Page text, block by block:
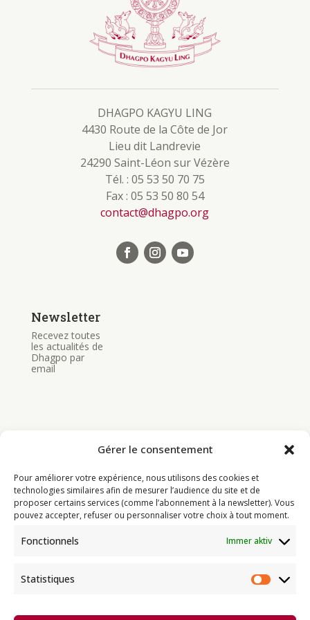
Gérer le consentement
Pour améliorer votre expérience, nous utilisons des cookies et
technologies similaires afin de mesurer l’audience du site et de
proposer certains services (comme l’abonnement à la newsletter). Vous
pouvez accepter, refuser ou personnaliser votre choix à tout moment.
Fonctionnels Immer aktiv
Statistiques
Beitrag zu finden.
DHAGPO KAGYU LING
4430 Route de la Côte de Jor
Lieu dit Landrevie
24290 Saint-Léon sur Vézère
Tél. : 05 53 50 70 75
Fax : 05 53 50 80 54
contact@dhagpo.org
Newsletter
Recevez toutes
les actualités de
Dhagpo par
email
Programme
Actualités
Ressources
Infos pratiques